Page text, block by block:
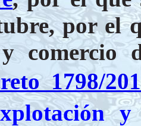
por el
comercio
1798/
y